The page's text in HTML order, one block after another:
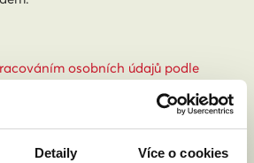
Detaily Více o cookies
osobních údajů podle